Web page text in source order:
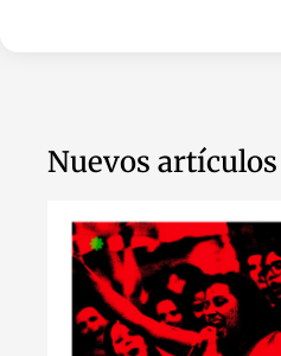
Nuevos artículos